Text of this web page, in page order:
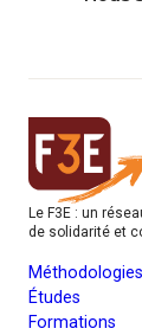
Le F3E : un
de solidarité et
Méthodologies
Études
Formations